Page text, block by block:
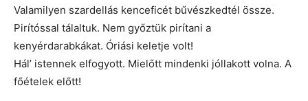
Valamilyen szardellás kenceficét bűvészkedtél össze.
Pirítóssal tálaltuk. Nem győztük pirítani a
kenyérdarabkákat. Óriási keletje volt!
Hál’ istennek elfogyott. Mielőtt mindenki jóllakott volna. A
főételek előtt!